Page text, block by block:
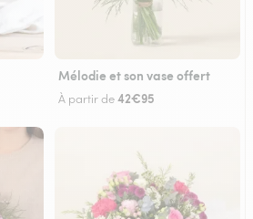
Mélodie et son vase offert
À partir de42€95